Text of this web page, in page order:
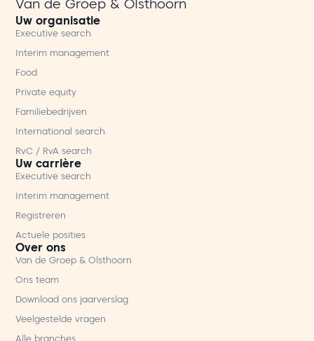
Van de Groep & Olsthoorn
Uw organisatie
Executive search
Interim management
Food
Private equity
Familiebedrijven
International search
RvC / RvA search
Uw carrière
Executive search
Interim management
Registreren
Actuele posities
Over ons
Van de Groep & Olsthoorn
Ons team
Download ons jaarverslag
Veelgestelde vragen